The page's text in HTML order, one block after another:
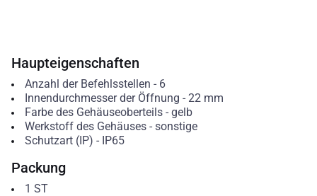
Haupteigenschaften
Anzahl der Befehlsstellen - 6
Innendurchmesser der Öffnung - 22 mm
Farbe des Gehäuseoberteils- gelb
Werkstoff des Gehäuses- sonstige
Schutzart (IP) - IP65
Packung
1 ST